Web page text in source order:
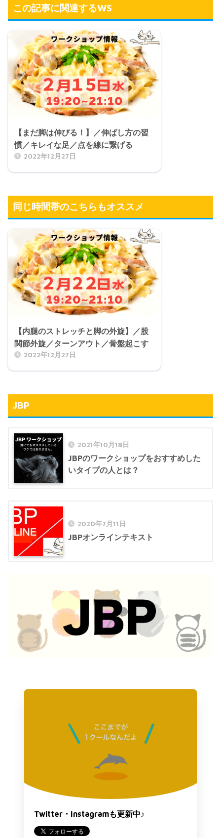
この記事に関連するWS
【まだ脚は伸びる！】／伸ばし方の習
慣／キレイな足／点を線に繋げる
2022年12月27日
同じ時間帯のこちらもオススメ
【内腿のストレッチと脚の外旋】／股
関節外旋／ターンアウト／骨盤起こす
2022年12月27日
JBP
2021年10月18日
JBPのワークショップをおすすめした
いタイプの人とは？
2020年7月11日
JBPオンラインテキスト
Twitter・Instagramも更新中♪